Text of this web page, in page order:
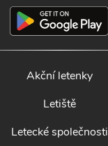
Akční letenky
Letiště
Letecké společnosti